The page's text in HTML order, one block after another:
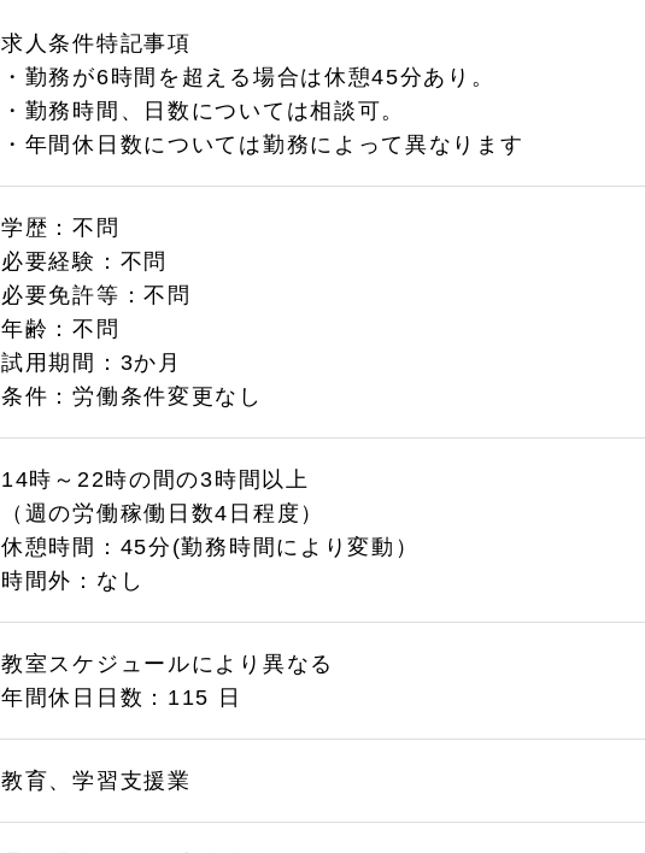
求人条件特記事項
・勤務が6時間を超える場合は休憩45分あり。
・勤務時間、日数については相談可。
・年間休日数については勤務によって異なります
学歴：不問
必要経験：不問
必要免許等：不問
年齢：不問
試用期間：3か月
条件：労働条件変更なし
14時～22時の間の3時間以上
（週の労働稼働日数4日程度）
休憩時間：45分(勤務時間により変動）
時間外：なし
教室スケジュールにより異なる
年間休日日数：115 日
教育、学習支援業